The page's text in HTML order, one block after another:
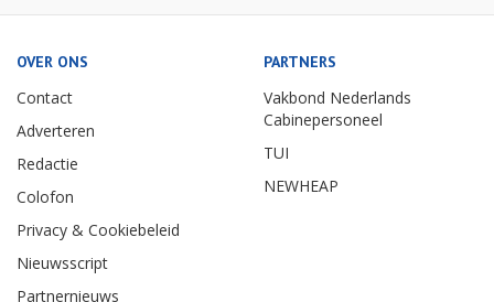
OVER ONS
Contact
Adverteren
Redactie
Colofon
Privacy & Cookiebeleid
Nieuwsscript
Partnernieuws
PARTNERS
Vakbond Nederlands
Cabinepersoneel
TUI
NEWHEAP